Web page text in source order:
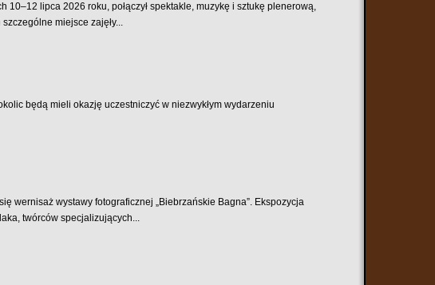
lipca 2026 roku, połączył spektakle, muzykę i sztukę plenerową,
miejsce zajęły...
będą mieli okazję uczestniczyć w niezwykłym wydarzeniu
wernisaż wystawy fotograficznej „Biebrzańskie Bagna”. Ekspozycja
twórców specjalizujących...